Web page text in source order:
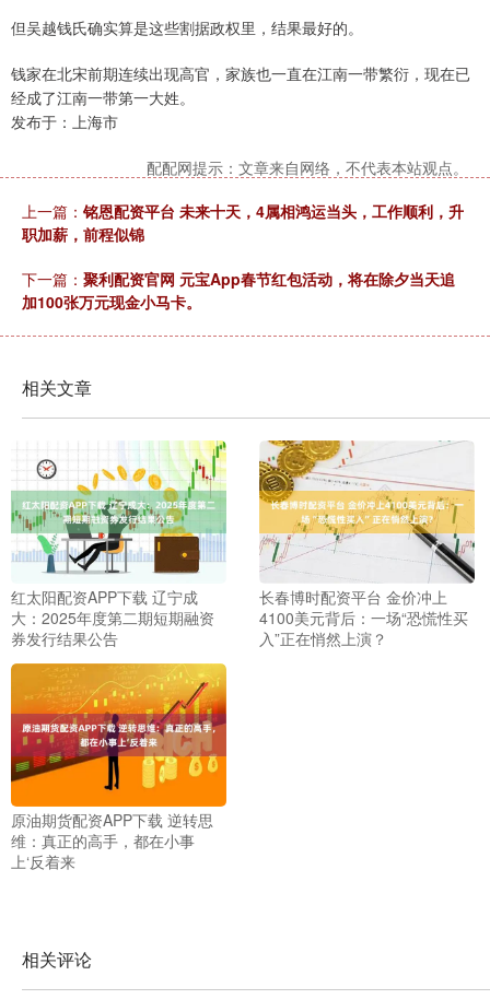
但吴越钱氏确实算是这些割据政权里，结果最好的。
钱家在北宋前期连续出现高官，家族也一直在江南一带繁衍，现在已
经成了江南一带第一大姓。
发布于：上海市
配配网提示：文章来自网络，不代表本站观点。
上一篇： 铭恩配资平台 未来十天，4属相鸿运当头，工作顺利，升
职加薪，前程似锦
下一篇： 聚利配资官网 元宝App春节红包活动，将在除夕当天追
加100张万元现金小马卡。
相关文章
红太阳配资APP下载 辽宁成
大：2025年度第二期短期融资
券发行结果公告
长春博时配资平台 金价冲上
4100美元背后：一场“恐慌性买
入”正在悄然上演？
原油期货配资APP下载 逆转思
维：真正的高手，都在小事
上‘反着来
相关评论